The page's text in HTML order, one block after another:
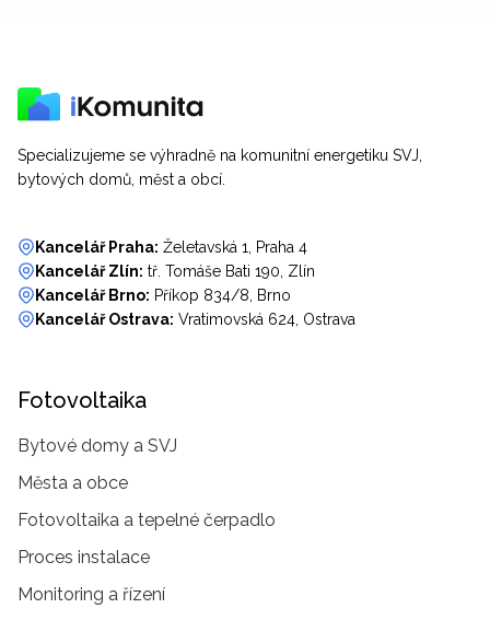
Specializujeme se výhradně na komunitní energetiku SVJ,
bytových domů, měst a obcí.
Kancelář Praha: Želetavská 1, Praha 4
Kancelář Zlín: tř. Tomáše Bati 190, Zlín
Kancelář Brno: Příkop 834/8, Brno
Kancelář Ostrava: Vratimovská 624, Ostrava
Fotovoltaika
Bytové domy a SVJ
Města a obce
Fotovoltaika a tepelné čerpadlo
Proces instalace
Monitoring a řízení